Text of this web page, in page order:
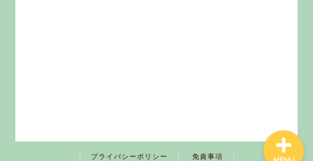
プライバシーポリシー 免責事項